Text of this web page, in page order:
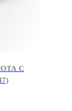
С